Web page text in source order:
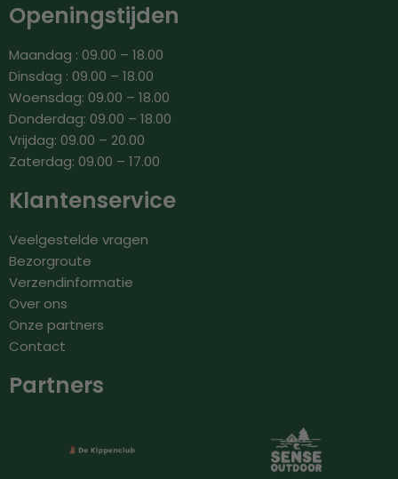
Openingstijden
Maandag : 09.00 – 18.00
Dinsdag : 09.00 – 18.00
Woensdag: 09.00 – 18.00
Donderdag: 09.00 – 18.00
Vrijdag: 09.00 – 20.00
Zaterdag: 09.00 – 17.00
Klantenservice
Veelgestelde vragen
Bezorgroute
Verzendinformatie
Over ons
Onze partners
Contact
Partners